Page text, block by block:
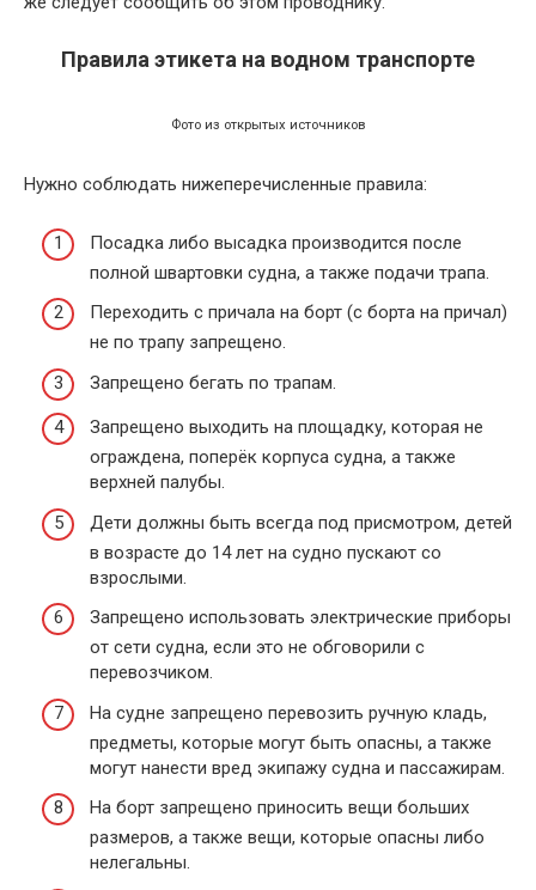
Правила этикета на водном транспорте
Фото из открытых источников
Нужно соблюдать нижеперечисленные правила:
Посадка либо высадка производится после
полной швартовки судна, а также подачи трапа.
Переходить с причала на борт (с борта на причал)
не по трапу запрещено.
Запрещено бегать по трапам.
Запрещено выходить на площадку, которая не
ограждена, поперёк корпуса судна, а также
верхней палубы.
Дети должны быть всегда под присмотром, детей
в возрасте до 14 лет на судно пускают со
взрослыми.
Запрещено использовать электрические приборы
от сети судна, если это не обговорили с
перевозчиком.
На судне запрещено перевозить ручную кладь,
предметы, которые могут быть опасны, а также
могут нанести вред экипажу судна и пассажирам.
На борт запрещено приносить вещи больших
размеров, а также вещи, которые опасны либо
нелегальны.